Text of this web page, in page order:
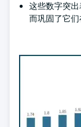
这些数字突
而巩固了它们